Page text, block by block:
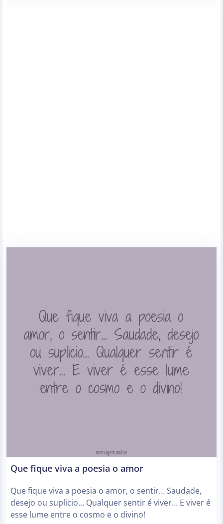
Que fique viva a poesia o amor
Que fique viva a poesia o amor, o sentir… Saudade,
desejo ou suplicio… Qualquer sentir é viver… E viver é
esse lume entre o cosmo e o divino!